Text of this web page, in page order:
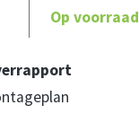
Op voorraad